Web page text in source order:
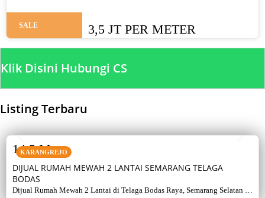
SALE 3,5 JT PER METER
Klik Disini Hubungi CS
Listing Terbaru
KARANGREJO
DIJUAL RUMAH MEWAH 2 LANTAI SEMARANG TELAGA
BODAS
Dijual Rumah Mewah 2 Lantai di Telaga Bodas Raya, Semarang Selatan –
14,5 M